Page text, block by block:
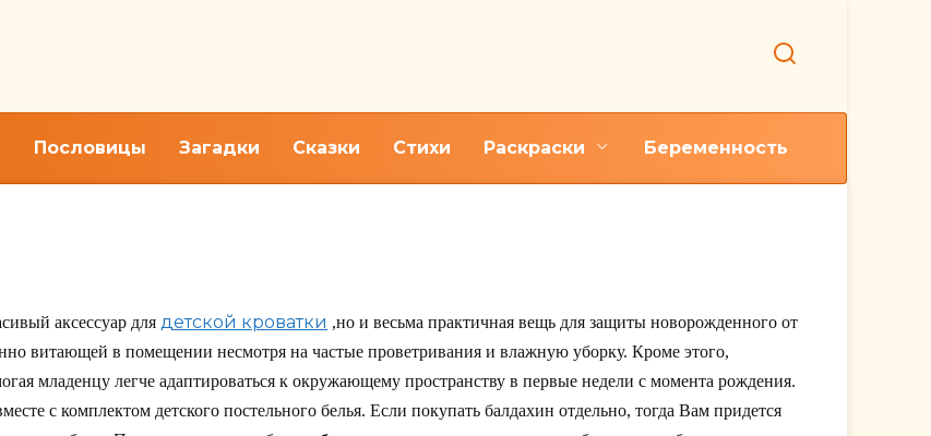
Пословицы Загадки Сказки Стихи Раскраски Беременность
аксессуар для детской кроватки ,но и весьма практичная вещь для защиты новорожденного от
витающей в помещении несмотря на частые проветривания и влажную уборку. Кроме этого,
младенцу легче адаптироваться к окружающему пространству в первые недели с момента рождения.
с комплектом детского постельного белья. Если покупать балдахин отдельно, тогда Вам придется